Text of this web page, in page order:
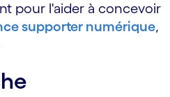
pour l'aider à concevoir
supporter numérique,